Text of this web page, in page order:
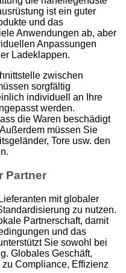
ist ein guter
und das
Anwendungen ab, aber
Anpassungen
Ladeklappen.
zwischen
sorgfältig
individuell an Ihre
werden.
die Waren beschädigt
müssen Sie
Tore usw. den
Partner
mit globaler
zu nutzen.
Partnerschaft, damit
und das
Sie sowohl bei
Globales Geschäft,
Compliance, Effizienz